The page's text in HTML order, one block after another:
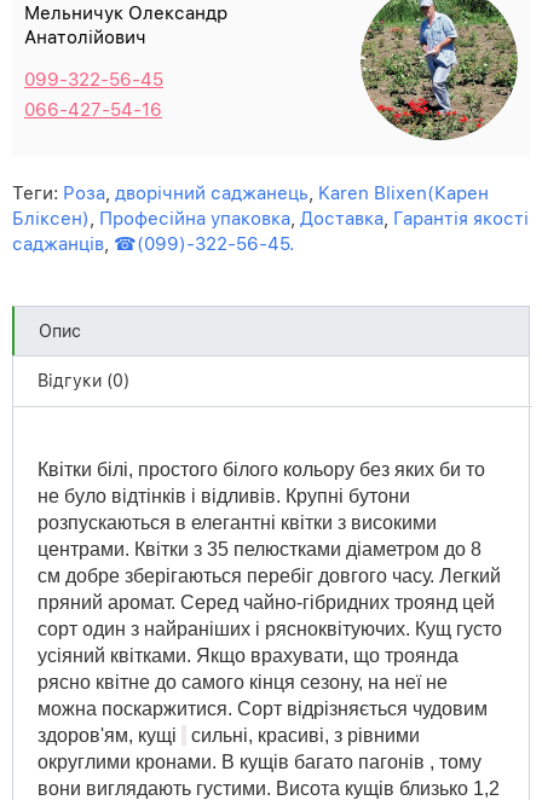
Мельничук Олександр
Анатолійович
099-322-56-45
066-427-54-16
Теги: Роза, дворічний саджанець, Karen Blixen(Карен
Бліксен), Професійна упаковка, Доставка, Гарантія якості
саджанців, ☎(099)-322-56-45.
Опис
Відгуки (0)
Квітки білі, простого білого кольору без яких би то
не було відтінків і відливів. Крупні бутони
розпускаються в елегантні квітки з високими
центрами. Квітки з 35 пелюстками діаметром до 8
см добре зберігаються перебіг довгого часу. Легкий
пряний аромат. Серед чайно-гібридних троянд цей
сорт один з найраніших і рясноквітуючих. Кущ густо
усіяний квітками. Якщо врахувати, що троянда
рясно квітне до самого кінця сезону, на неї не
можна поскаржитися. Сорт відрізняється чудовим
здоров'ям, кущі
сильні, красиві, з рівними
округлими кронами. В кущів багато пагонів , тому
вони виглядають густими. Висота кущів близько 1,2